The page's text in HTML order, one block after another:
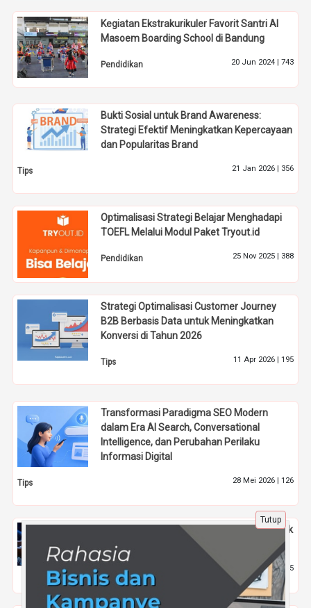
Kegiatan Ekstrakurikuler Favorit Santri Al
Masoem Boarding School di Bandung
Pendidikan 20 Jun 2024 | 743
Bukti Sosial untuk Brand Awareness:
Strategi Efektif Meningkatkan Kepercayaan
dan Popularitas Brand
Tips 21 Jan 2026 | 356
Optimalisasi Strategi Belajar Menghadapi
TOEFL Melalui Modul Paket Tryout.id
Pendidikan 25 Nov 2025 | 388
Strategi Optimalisasi Customer Journey
B2B Berbasis Data untuk Meningkatkan
Konversi di Tahun 2026
Tips 11 Apr 2026 | 195
Transformasi Paradigma SEO Modern
dalam Era AI Search, Conversational
Intelligence, dan Perubahan Perilaku
Informasi Digital
Tips 28 Mei 2026 | 126
Tips Cepat Viral Instagram Reels 2026: Hack
Views Meledak dalam Semalam
19 Jun 2026 |95
Tutup